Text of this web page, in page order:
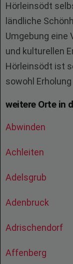
Hörleinsödt
ländliche
Umgebung eine
und kulturellen
Hörleinsödt ist
sowohl
weitere Orte in
Abwinden
Achleiten
Adelsgrub
Adenbruck
Adrischendorf
Affenberg